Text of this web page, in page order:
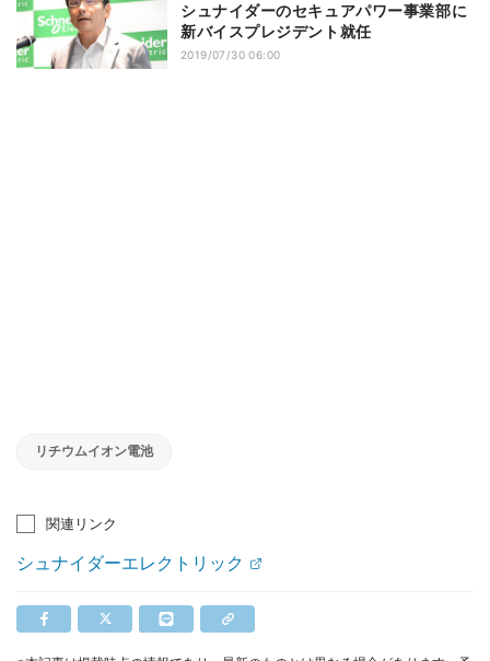
シュナイダーのセキュアパワー事業部に
新バイスプレジデント就任
2019/07/30 06:00
リチウムイオン電池
関連リンク
シュナイダーエレクトリック